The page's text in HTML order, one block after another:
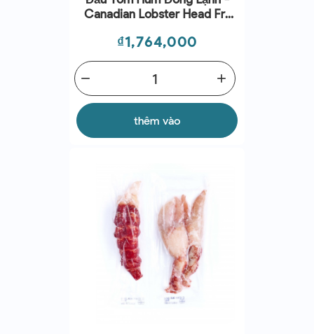
Canadian Lobster Head Frz
Giá
₫1,764,000
add
remove
thêm vào